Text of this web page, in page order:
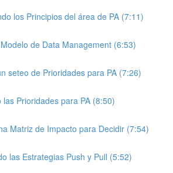
los Principios del área de PA (7:11)
de Data Management (6:53)
seteo de Prioridades para PA (7:26)
las Prioridades para PA (8:50)
Matriz de Impacto para Decidir (7:54)
las Estrategias Push y Pull (5:52)